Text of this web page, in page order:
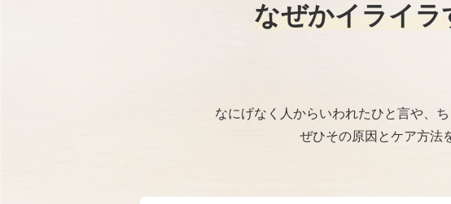
なぜかイライ
なにげなく人からいわれたひと言や、
ぜひその原因とケア方法